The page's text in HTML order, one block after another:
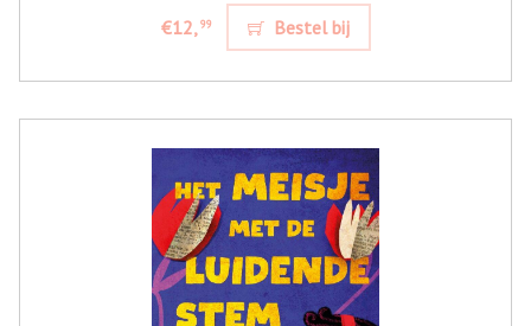
€12,99 Bestel bij